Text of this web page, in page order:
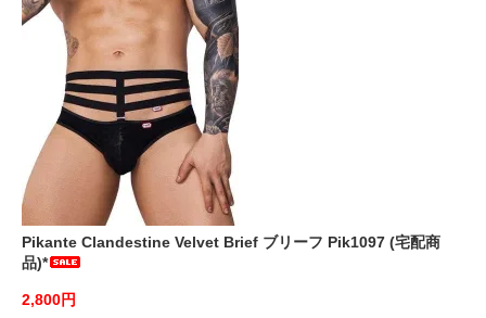
Pikante Clandestine Velvet Brief ブリーフ Pik1097 (宅配商
品)*
2,800円